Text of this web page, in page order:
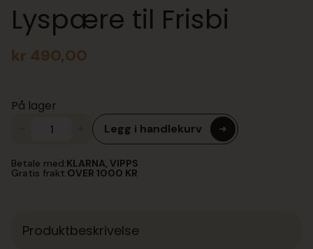
Lyspære til Frisbi
kr 490,00
På lager
Lyspære
antall
Legg i handlekurv
Betale med:KLARNA, VIPPS
Gratis frakt:OVER 1000 KR
Produktbeskrivelse